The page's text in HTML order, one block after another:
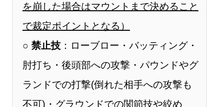
を崩した場合はマウントまで決めること
で裁定ポイントとなる）
○ 禁止技：ローブロー・バッティング・
肘打ち・後頭部への攻撃・パウンドやグ
ランドでの打撃(倒れた相手への攻撃も
不可)・グラウンドでの関節技や絞め